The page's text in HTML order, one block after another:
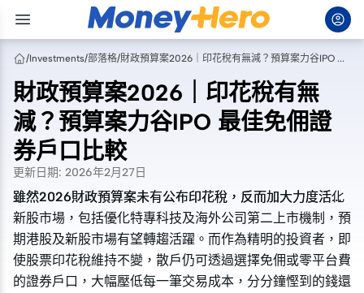
/Investments/部落格/ 財政預算案2026｜印花稅有無減？預算案力谷IPO 最佳免佣證券戶口比較
財政預算案2026｜印花稅有無
減？預算案力谷IPO 最佳免佣證
券戶口比較
更新日期: 2026年2月27日
雖然2026財政預算案未有公布印花稅，反而加大力度活化
新股市場，包括優化特專科技及海外公司第二上市機制，預
期港股及新股市場有望轉趨活躍。而作為精明的投資者，即
使股票印花稅維持不變，散戶仍可透過選擇免佣或零平台費
的證券戶口，大幅壓低每一筆交易成本，分分鐘慳到的錢還
雖然2026財政預算案未有公布印花稅，反而加大力度活化
新股市場，包括優化特專科技及海外公司第二上市機制，預
期港股及新股市場有望轉趨活躍。而作為精明的投資者，即
使股票印花稅維持不變，散戶仍可透過選擇免佣或零平台費
的證券戶口，大幅壓低每一筆交易成本，分分鐘慳到的錢還